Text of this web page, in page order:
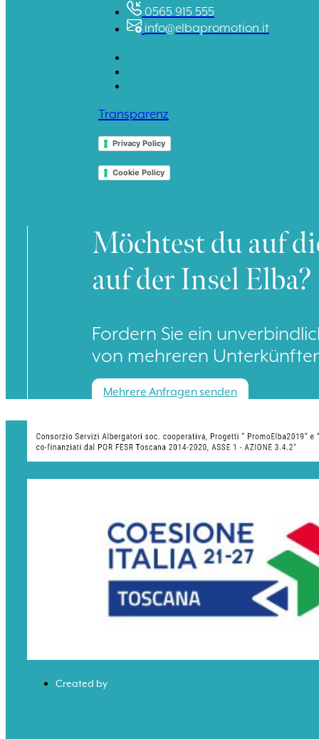
0565 915 555
info@elbapromotion.it
Transparenz
Privacy Policy
Cookie Policy
Möchtest du auf
auf der Insel Elba?
Fordern Sie ein
von mehreren
Mehrere Anfragen senden
Created by